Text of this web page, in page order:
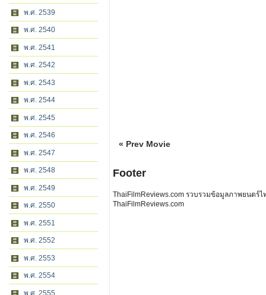
พ.ศ. 2539
พ.ศ. 2540
พ.ศ. 2541
พ.ศ. 2542
พ.ศ. 2543
พ.ศ. 2544
พ.ศ. 2545
พ.ศ. 2546
พ.ศ. 2547
พ.ศ. 2548
พ.ศ. 2549
พ.ศ. 2550
พ.ศ. 2551
พ.ศ. 2552
พ.ศ. 2553
พ.ศ. 2554
พ.ศ. 2555
« Prev Movie
Footer
ThaiFilmReviews.com รวบรวมข้อมูลภาพยนตร์
ThaiFilmReviews.com